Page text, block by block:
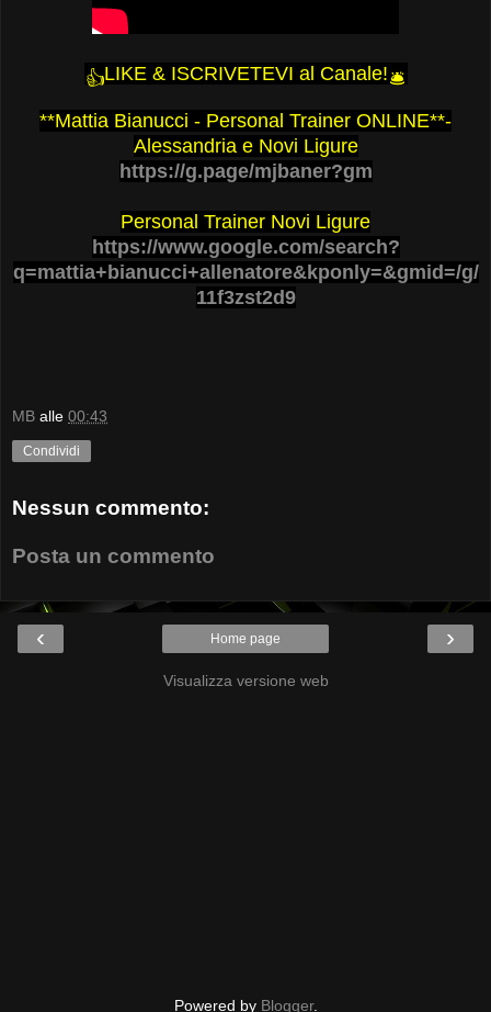
👍LIKE & ISCRIVETEVI al Canale!🛎
**Mattia Bianucci - Personal Trainer ONLINE**-
Alessandria e Novi Ligure
https://g.page/mjbaner?gm
Personal Trainer Novi Ligure
https://www.google.com/search?
q=mattia+bianucci+allenatore&kponly=&gmid=/g/
11f3zst2d9
MB alle 00:43
Condividi
Nessun commento:
Posta un commento
‹ ›
Home page
Visualizza versione web
Powered by Blogger.